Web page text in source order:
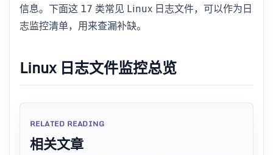
信息。下面这 17 类常见 Linux 日志文件，可以作为日
志监控清单，用来查漏补缺。
Linux 日志文件监控总览
RELATED READING
相关文章